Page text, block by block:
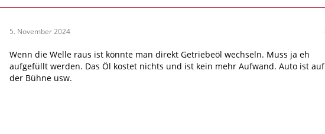
5. November 2024
Wenn die Welle raus ist könnte man direkt Getriebeöl wechseln. Muss ja eh
aufgefüllt werden. Das Öl kostet nichts und ist kein mehr Aufwand. Auto ist auf
der Bühne usw.